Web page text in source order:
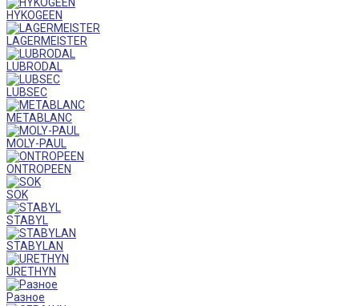
HYKOGEEN
LAGERMEISTER
LUBRODAL
LUBSEC
METABLANC
MOLY-PAUL
ONTROPEEN
SOK
STABYL
STABYLAN
URETHYN
Разное